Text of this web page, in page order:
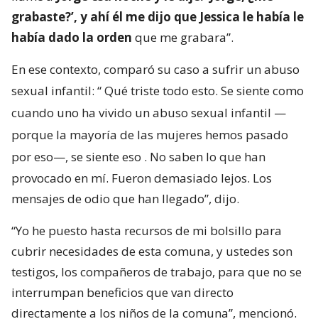
grabaste?’, y ahí él me dijo que Jessica le había le
había dado la orden que me grabara”.
En ese contexto, comparó su caso a sufrir un abuso
sexual infantil: “Qué triste todo esto. Se siente como
cuando uno ha vivido un abuso sexual infantil —
porque la mayoría de las mujeres hemos pasado
por eso—, se siente eso . No saben lo que han
provocado en mí. Fueron demasiado lejos. Los
mensajes de odio que han llegado”, dijo.
“Yo he puesto hasta recursos de mi bolsillo para
cubrir necesidades de esta comuna, y ustedes son
testigos, los compañeros de trabajo, para que no se
interrumpan beneficios que van directo
directamente a los niños de la comuna”, mencionó.